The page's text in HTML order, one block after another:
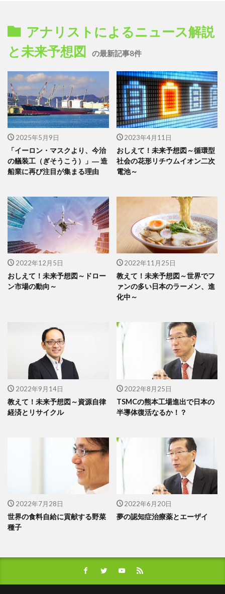
アナリストによるニュース解説
と未来予想図
の最新記事8件
2025年5月9日
「イーロン・マスクより、今治
の艤装工（ぎそうこう）」― 造
船業に再び注目が集まる理由
2023年4月11日
おしえて！未来予想図～循環型
社会の花形リチウムイオン二次
電池～
2022年12月5日
おしえて！未来予想図～ドロー
ン市場の動向～
2022年11月25日
教えて！未来予想図～世界でフ
ァンの多い日本のラーメン、進
化中～
2022年9月14日
教えて！未来予想図～資源自律
経済とリサイクル
2022年8月25日
TSMCの熊本工場進出で日本の
半導体復活なるか！？
2022年7月28日
世界の食料自給に貢献する野菜
種子
2022年6月20日
夢の認知症治療薬とエーザイ